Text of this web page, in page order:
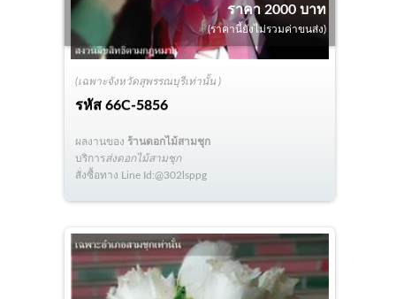
(เฉพาะจังหวัดสุพรรณบุรีเท่านั้น )
รหัส66C-5856
ราคา 2000 บาท
(ราคานี้ยังไม่รวมค่าขนส่ง)
ผลงานของ ร้านดอกไม้สามชุก
บริการส่งดอกไม้สามชุก
สั่งซื้อทาง Line Id:@302lsppg